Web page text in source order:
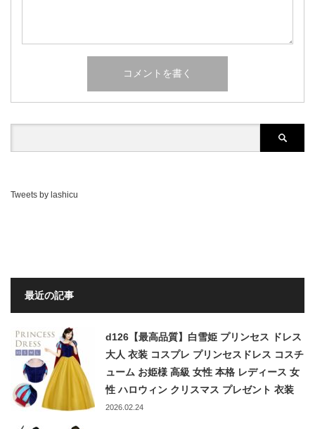
Tweets by lashicu
最近の記事
d126【最高品質】白雪姫 プリンセス ドレス
大人 衣装 コスプレ プリンセスドレス コスチ
ューム お姫様 高級 女性 本格 レディース 女
性 ハロウィン クリスマス プレゼント 衣装
コス 仮装 成人
2026.02.24